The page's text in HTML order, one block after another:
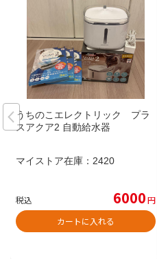
うちのこエレクトリック プラ
スアクア2 自動給水器
マイストア在庫： 2420
税込 6000円
カートに入れる